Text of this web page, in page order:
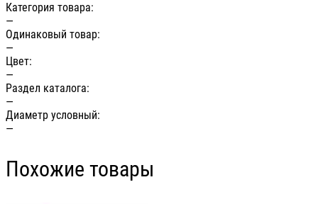
Категория товара:
—
Одинаковый товар:
—
Цвет:
—
Раздел каталога:
—
Диаметр условный:
—
Похожие товары